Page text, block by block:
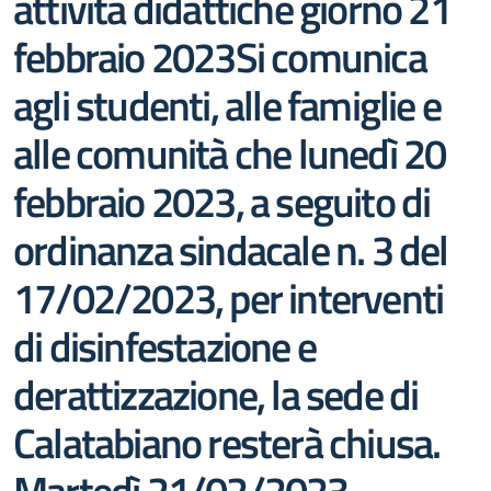
febbraio 2023Si comunica
agli studenti, alle famiglie e
alle comunità che lunedì 20
febbraio 2023, a seguito di
ordinanza sindacale n. 3 del
17/02/2023, per interventi
di disinfestazione e
derattizzazione, la sede di
Calatabiano resterà chiusa.